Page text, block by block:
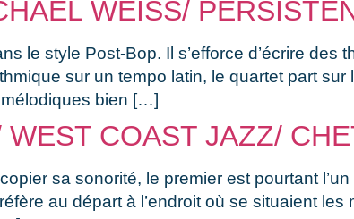
WEISS/
le style Post-Bop. Il s’efforce d’écrire
sur un tempo latin, le quartet part
mélodiques bien […]
COAST JAZZ/
sa sonorité, le premier est pourtant
au départ à l’endroit où se situaient